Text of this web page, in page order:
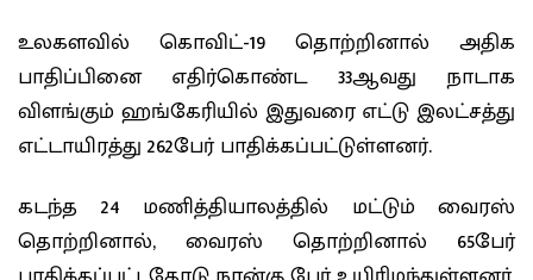
உலகளவில் கொவிட்-19 தொற்றினால் அதிக
பாதிப்பினை எதிர்கொண்ட 33ஆவது நாடாக
விளங்கும் ஹங்கேரியில் இதுவரை எட்டு இலட்சத்து
எட்டாயிரத்து 262பேர் பாதிக்கப்பட்டுள்ளனர்.
கடந்த 24 மணித்தியாலத்தில் மட்டும் வைரஸ்
தொற்றினால், வைரஸ் தொற்றினால் 65பேர்